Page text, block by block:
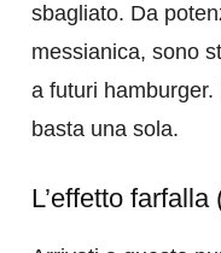
sbagliato. Da
messianica, sono
a futuri
basta una sola.
L’effetto